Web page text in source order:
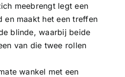
meebrengt legt een
maakt het een treffen
blinde, waarbij beide
van die twee rollen
wankel met een